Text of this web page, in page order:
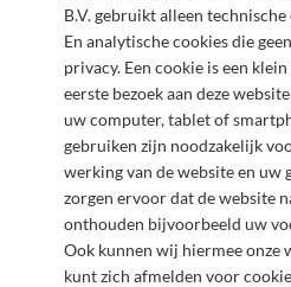
B.V. gebruikt alleen
En analytische cookies die
privacy. Een cookie is een
eerste bezoek aan deze
uw computer, tablet of
gebruiken zijn noodzakelijk
werking van de website en uw
zorgen ervoor dat de website
onthouden bijvoorbeeld uw
Ook kunnen wij hiermee onze
kunt zich afmelden voor